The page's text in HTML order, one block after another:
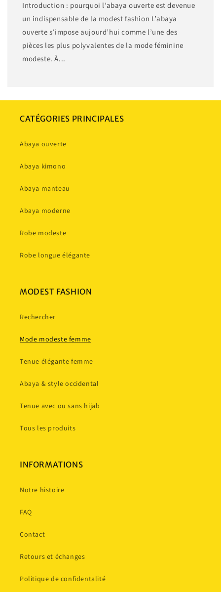
Introduction : pourquoi l’abaya ouverte est devenue
un indispensable de la modest fashion L’abaya
ouverte s’impose aujourd’hui comme l’une des
pièces les plus polyvalentes de la mode féminine
modeste. À...
CATÉGORIES PRINCIPALES
Abaya ouverte
Abaya kimono
Abaya manteau
Abaya moderne
Robe modeste
Robe longue élégante
MODEST FASHION
Rechercher
Mode modeste femme
Tenue élégante femme
Abaya & style occidental
Tenue avec ou sans hijab
Tous les produits
INFORMATIONS
Notre histoire
FAQ
Contact
Retours et échanges
Politique de confidentalité